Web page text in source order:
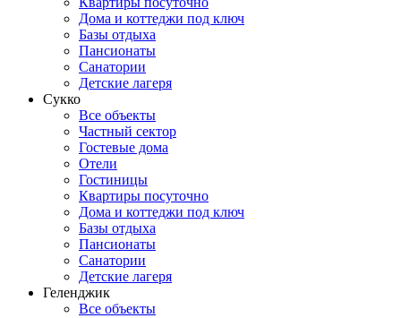
Дома и коттеджи под ключ
Базы отдыха
Пансионаты
Санатории
Детские лагеря
Сукко
Все объекты
Частный сектор
Гостевые дома
Отели
Гостиницы
Квартиры посуточно
Дома и коттеджи под ключ
Базы отдыха
Пансионаты
Санатории
Детские лагеря
Геленджик
Все объекты